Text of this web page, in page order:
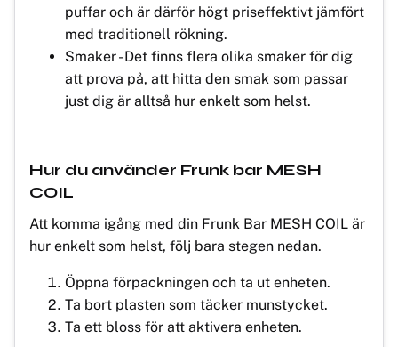
puffar och är därför högt priseffektivt jämfört
med traditionell rökning.
Smaker - Det finns flera olika smaker för dig
att prova på, att hitta den smak som passar
just dig är alltså hur enkelt som helst.
Hur du använder Frunk bar MESH
COIL
Att komma igång med din Frunk Bar MESH COIL är
hur enkelt som helst, följ bara stegen nedan.
Öppna förpackningen och ta ut enheten.
Ta bort plasten som täcker munstycket.
Ta ett bloss för att aktivera enheten.